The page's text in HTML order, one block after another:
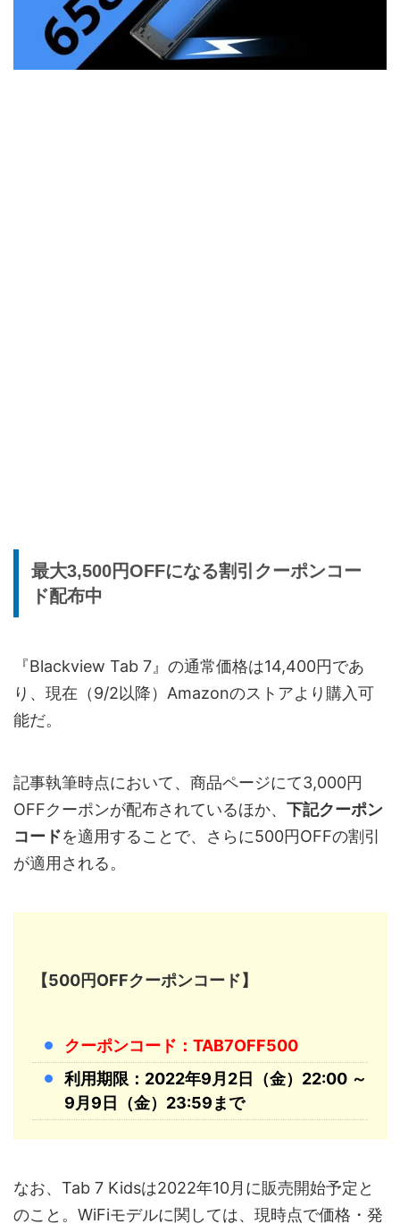
最大3,500円OFFになる割引クーポンコー
ド配布中
『Blackview Tab 7』の通常価格は14,400円であ
り、現在（9/2以降）Amazonのストアより購入可
能だ。
記事執筆時点において、商品ページにて3,000円
OFFクーポンが配布されているほか、 下記クーポン
コードを適用することで、さらに500円OFFの割引
が適用される。
【500円OFFクーポンコード】
クーポンコード：TAB7OFF500
利用期限：2022年9月2日（金）22:00 ～
9月9日（金）23:59まで
なお、Tab 7 Kidsは2022年10月に販売開始予定と
のこと。WiFiモデルに関しては、現時点で価格・発